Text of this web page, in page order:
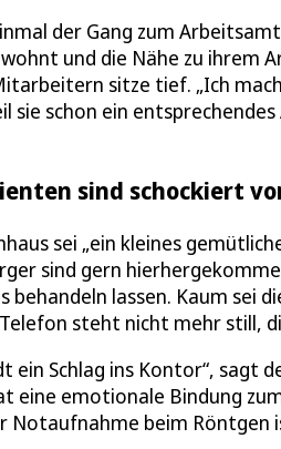
der Gang zum
und die Nähe zu ihrem
sitze tief. „Ich
sie schon ein
sind schockiert
sei „ein kleines
sind gern
behandeln lassen. Kaum sei
steht nicht mehr still,
ein Schlag ins Kontor“, sagt
eine emotionale Bindung
Notaufnahme beim Röntgen